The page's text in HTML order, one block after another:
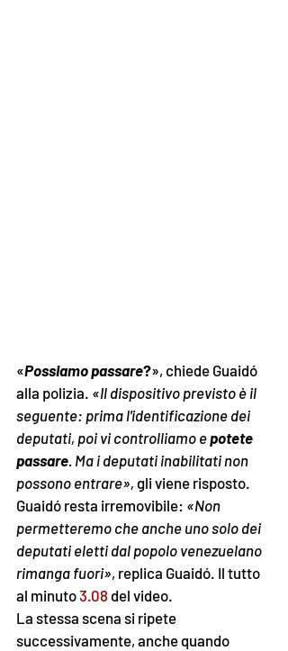
«Possiamo passare?», chiede Guaidó
alla polizia. «Il dispositivo previsto è il
seguente: prima l'identificazione dei
deputati, poi vi controlliamo e potete
passare . Ma i deputati inabilitati non
possono entrare», gli viene risposto.
Guaidó resta irremovibile: «Non
permetteremo che anche uno solo dei
deputati eletti dal popolo venezuelano
rimanga fuori», replica Guaidó. Il tutto
al minuto 3.08 del video.
La stessa scena si ripete
successivamente, anche quando